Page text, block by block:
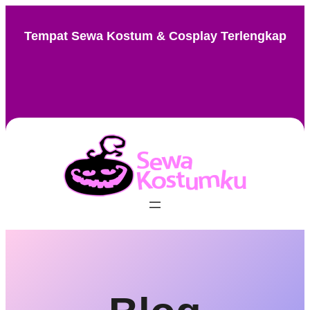
Tempat Sewa Kostum & Cosplay Terlengkap